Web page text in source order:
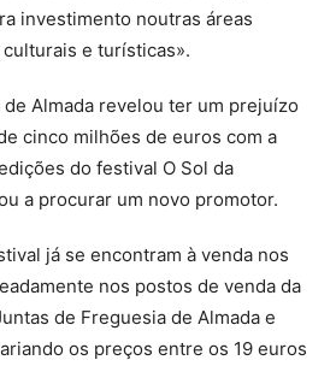
investimento noutras áreas
e turísticas».
de Almada revelou ter um prejuízo
cinco milhões de euros com a
do festival O Sol da
a procurar um novo promotor.
já se encontram à venda nos
nos postos de venda da
de Freguesia de Almada e
os preços entre os 19 euros